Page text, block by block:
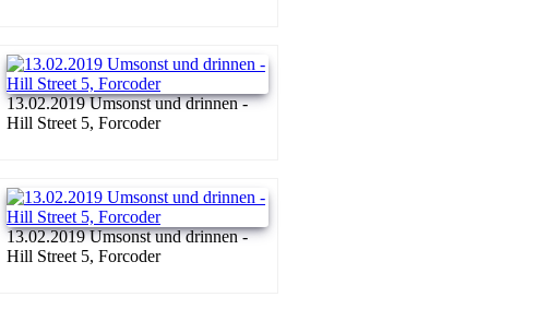
13.02.2019 Umsonst und drinnen -
Hill Street 5, Forcoder
13.02.2019 Umsonst und drinnen -
Hill Street 5, Forcoder